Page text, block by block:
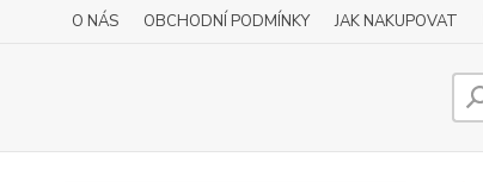
O NÁS OBCHODNÍ PODMÍNKY JAK NAKUPOVAT